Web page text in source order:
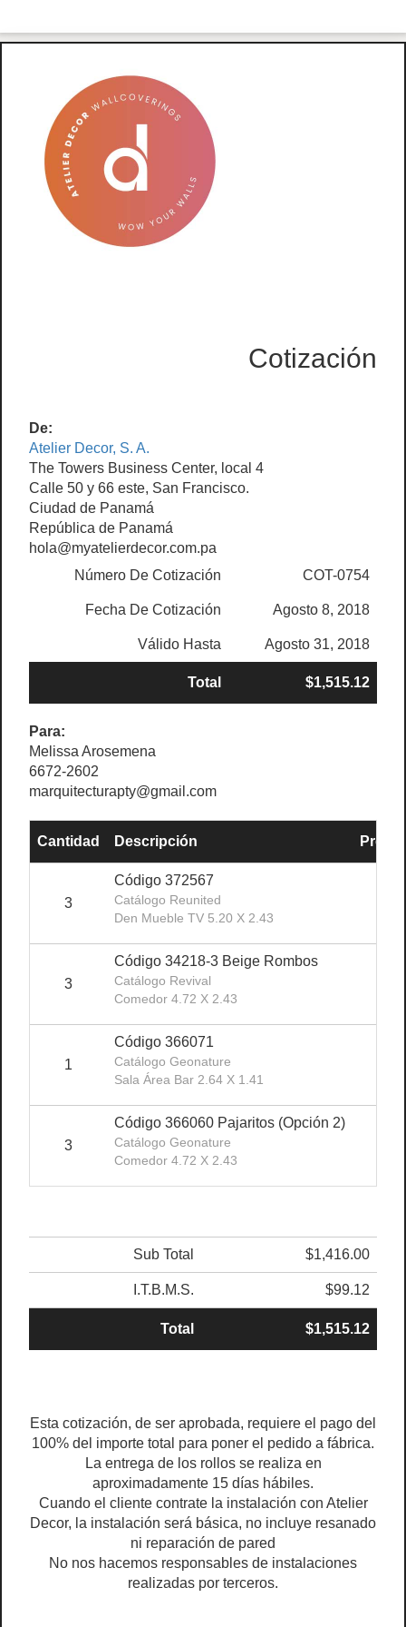
Cotización
De:
Atelier Decor, S. A.
The Towers Business Center, local 4
Calle 50 y 66 este, San Francisco.
Ciudad de Panamá
República de Panamá
hola@myatelierdecor.com.pa
Número De Cotización
COT-0754
Fecha De Cotización Agosto 8, 2018
Válido Hasta Agosto 31, 2018
Total $1,515.12
Para:
Melissa Arosemena
6672-2602
marquitecturapty@gmail.com
Cantidad Descripción
3
Código 372567
Catálogo Reunited
Den Mueble TV 5.20 X 2.43
3
Código 34218-3 Beige Rombos
Catálogo Revival
Comedor 4.72 X 2.43
1
Código 366071
Catálogo Geonature
Sala Área Bar 2.64 X 1.41
3
Código 366060 Pajaritos (opción 2)
Catálogo Geonature
Comedor 4.72 X 2.43
Sub Total $1,416.00
I.T.B.M.S. $99.12
Total $1,515.12
Esta cotización, de ser aprobada, requiere el pago del
100% del importe total para poner el pedido a fábrica.
La entrega de los rollos se realiza en
aproximadamente 15 días hábiles.
Cuando el cliente contrate la instalación con Atelier
Decor, la instalación será básica, no incluye resanado
ni reparación de pared
No nos hacemos responsables de instalaciones
realizadas por terceros.